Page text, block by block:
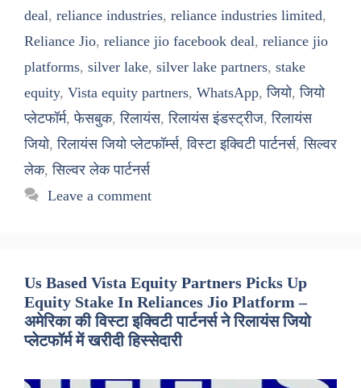
deal, reliance industries, reliance industries limited,
Reliance Jio, reliance jio facebook deal, reliance jio
platforms, silver lake, silver lake partners, stake
equity, Vista equity partners, WhatsApp,जियो,जियो
प्लेटफॉर्म,फेसबुक,रिलायंस,रिलायंस इंडस्ट्रीज,रिलायंस
जियो,रिलायंस जियो प्लेटफॉर्म्स,विस्टा इक्विटी पार्टनर्स,सिल्वर
लेक,सिल्वर लेक पार्टनर्स
Leave a comment
Us Based Vista Equity Partners Picks Up
Equity Stake In Reliances Jio Platform –
अमेरिका की विस्टा इक्विटी पार्टनर्स ने रिलायंस जियो
प्लेटफॉर्म में खरीदी हिस्सेदारी